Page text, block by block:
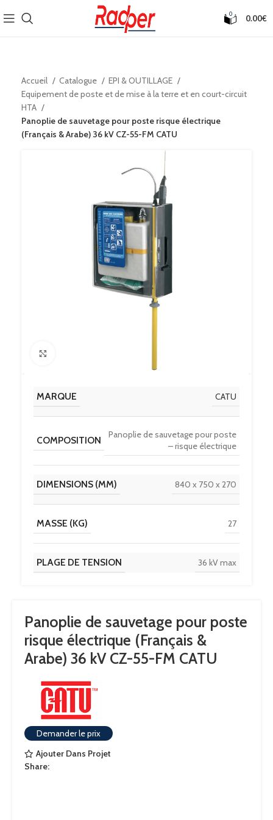
0 0.00€
Accueil Catalogue
EPI & OUTILLAGE
Equipement de poste et de mise à la terre et en court-circuit
HTA
Panoplie de sauvetage pour poste risque électrique
(Français & Arabe) 36 kV CZ-55-FM CATU
MARQUE CATU
COMPOSITION
Panoplie de sauvetage pour poste
– risque électrique
DIMENSIONS (MM) 840 x 750 x 270
MASSE (KG) 27
PLAGE DE TENSION 36 kV max
Panoplie de sauvetage pour poste
risque électrique (Français &
Arabe) 36 kV CZ-55-FM CATU
Demander le prix
Ajouter Dans Projet
Share: